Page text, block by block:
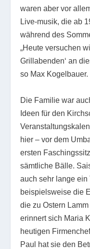
waren aber vor
Live-musik, die ab
während des
„Heute versuchen
Grillabenden‘ an
so Max Kogelbauer.
Die Familie war
Ideen für den
hier – vor dem
ersten
sämtliche Bälle.
auch sehr lange ein
beispielsweise die
die zu Ostern
erinnert sich Maria
heutigen
Paul hat sie den